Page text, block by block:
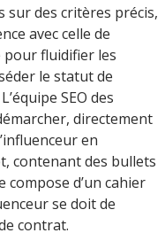
sur des critères précis,
avec celle de
pour fluidifier les
le statut de
SEO des
directement
en
contenant des bullets
d’un cahier
se doit de
contrat.